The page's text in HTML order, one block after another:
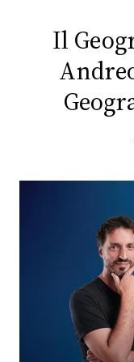
RADIO
PLAYLIST
FOTO
CONCORSI
VIDEO
Il